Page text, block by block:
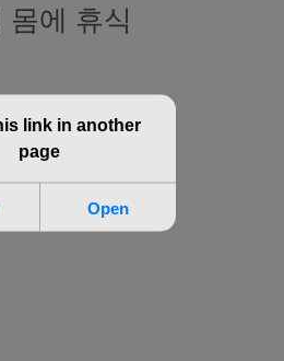
몸에 휴식